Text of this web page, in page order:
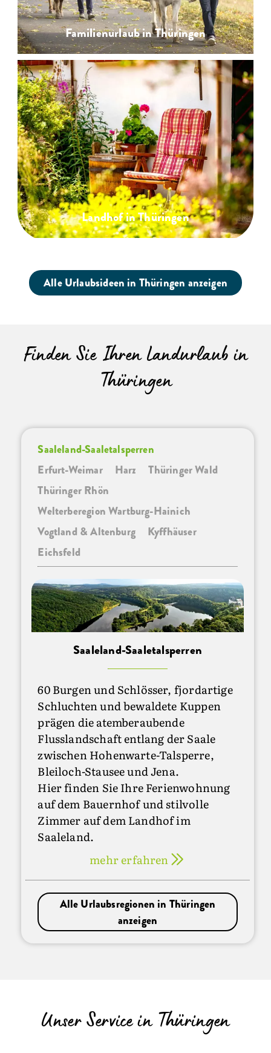
Familienurlaub in Thüringen
Landhof in Thüringen
Alle Urlaubsideen in Thüringen anzeigen
Finden Sie Ihren Landurlaub in
Thüringen
Saaleland-Saaletalsperren
Erfurt-Weimar
Harz
Thüringer Wald
Thüringer Rhön
Welterberegion Wartburg-Hainich
Vogtland & Altenburg
Kyffhäuser
Eichsfeld
Saaleland-Saaletalsperren
60 Burgen und Schlösser, fjordartige
Schluchten und bewaldete Kuppen
prägen die atemberaubende
Flusslandschaft entlang der Saale
zwischen Hohenwarte-Talsperre,
Bleiloch-Stausee und Jena.
Hier finden Sie Ihre Ferienwohnung
auf dem Bauernhof und stilvolle
Zimmer auf dem Landhof im
Saaleland.
mehr erfahren
Alle Urlaubsregionen in Thüringen
anzeigen
Unser Service in Thüringen